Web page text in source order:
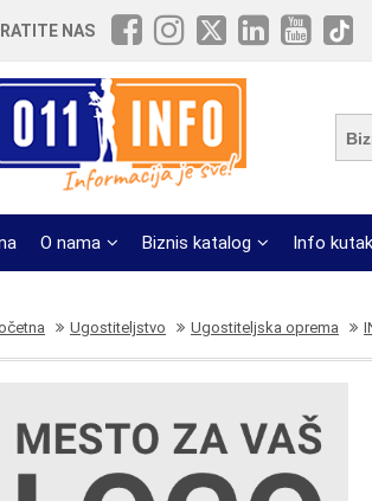
NAS
O nama Biznis katalog Info kutak
Ugostiteljstvo Ugostiteljska oprema